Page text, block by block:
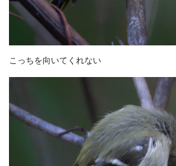
こっちを向いてくれない